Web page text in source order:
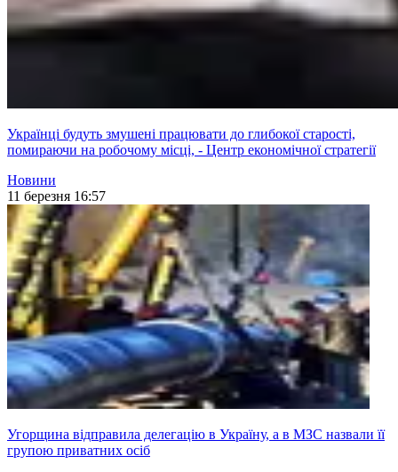
Українці будуть змушені працювати до глибокої старості,
помираючи на робочому місці, - Центр економічної стратегії
Новини
11 березня 16:57
Угорщина відправила делегацію в Україну, а в МЗС назвали її
групою приватних осіб